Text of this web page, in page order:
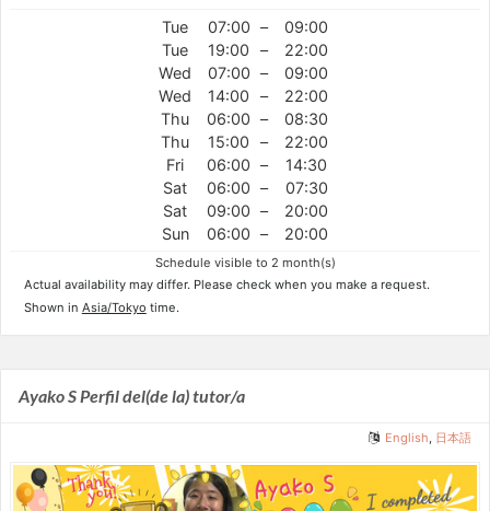
Tue 07:00 –
09:00
Tue
19:00 –
22:00
Wed
07:00 –
09:00
Wed
14:00 –
22:00
Thu
06:00 –
08:30
Thu
15:00 –
22:00
Fri
06:00 –
14:30
Sat
06:00 –
07:30
Sat
09:00 –
20:00
Sun
06:00 – 20:00
Schedule visible to 2 month(s)
Actual availability may differ. Please check when you make a request.
Shown in Asia/Tokyo time.
Ayako S Perfil del(de la) tutor/a
English, 日本語